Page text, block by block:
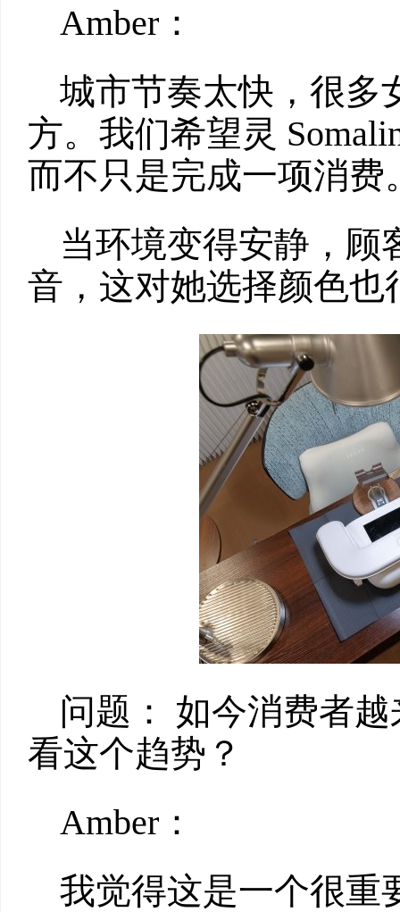
Amber：
城市节奏太快，很多
方。我们希望灵
而不只是完成一项消费
当环境变得安静，顾
音，这对她选择颜色也
问题： 如今消费者
看这个趋势？
Amber：
我觉得这是一个很重